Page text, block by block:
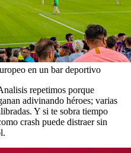
en un bar deportivo
repetimos porque
adivinando héroes; varias
Y si te sobra tiempo
crash puede distraer sin